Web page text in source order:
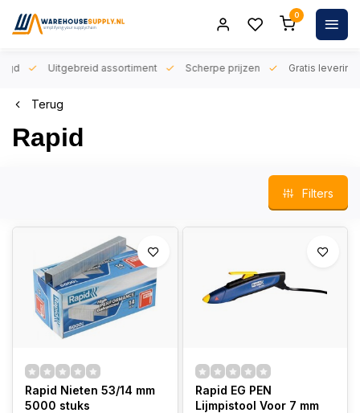
0
Uitgebreid assortiment Scherpe prijzen Gratis levering
Terug
Rapid
Filters
Rapid Nieten 53/14 mm
5000 stuks
Rapid EG PEN
Lijmpistool Voor 7 mm